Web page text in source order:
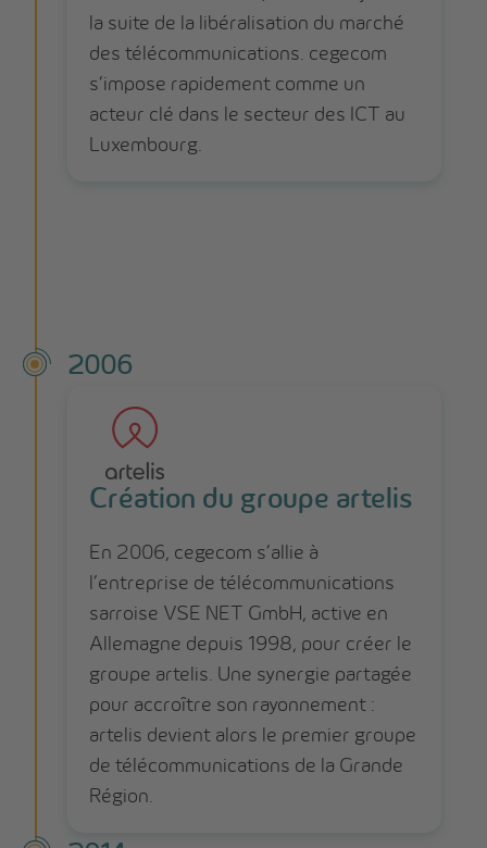
la suite de la libéralisation du marché
des télécommunications. cegecom
s’impose rapidement comme un
acteur clé dans le secteur des ICT au
Luxembourg.
2006
Création du groupe artelis
En 2006, cegecom s’allie à
l’entreprise de télécommunications
sarroise VSE NET GmbH, active en
Allemagne depuis 1998, pour créer le
groupe artelis. Une synergie partagée
pour accroître son rayonnement :
artelis devient alors le premier groupe
de télécommunications de la Grande
Région.